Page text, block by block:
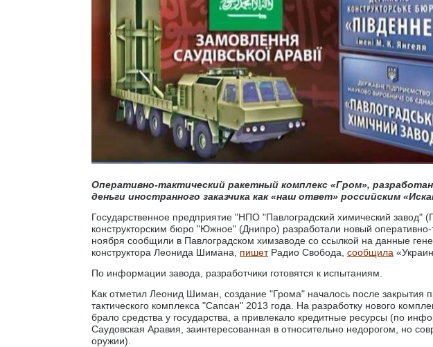
Оперативно-тактический ракетный комплекс «Гром»,
деньги иностранного заказчика как «наш ответ» российским
Государственное предприятие "НПО "Павлоградский химический завод"
конструкторским бюро "Южное" (Днипро) разработали новый
ноября сообщили в Павлоградском химзаводе со ссылкой на данные
конструктора Леонида Шимана, пишетРадио Свобода, сообщила
По информации завода, разработчики готовятся к испытаниям.
Как отметил Леонид Шиман, создание "Грома" началось после закрытия
тактического комплекса "Сапсан" 2013 года. На разработку нового
брало средства у государства, а привлекало кредитные ресурсы (по
Саудовская Аравия, заинтересованная в относительно недорогом, но
оружии).